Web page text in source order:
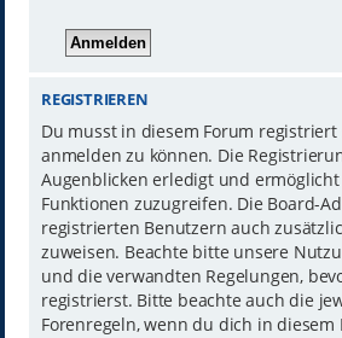
REGISTRIEREN
Du musst in diesem Forum registriert
anmelden zu können. Die
Augenblicken erledigt und
Funktionen zuzugreifen. Die Board-
registrierten Benutzern auch
zuweisen. Beachte bitte unsere
und die verwandten Regelungen,
registrierst. Bitte beachte auch die
Forenregeln, wenn du dich in diesem